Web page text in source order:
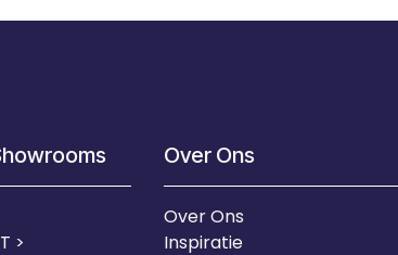
>
Over Ons
Over Ons
Inspiratie